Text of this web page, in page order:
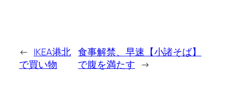
← IKEA港北
で買い物
食事解禁、早速【小諸そば】
で腹を満たす →